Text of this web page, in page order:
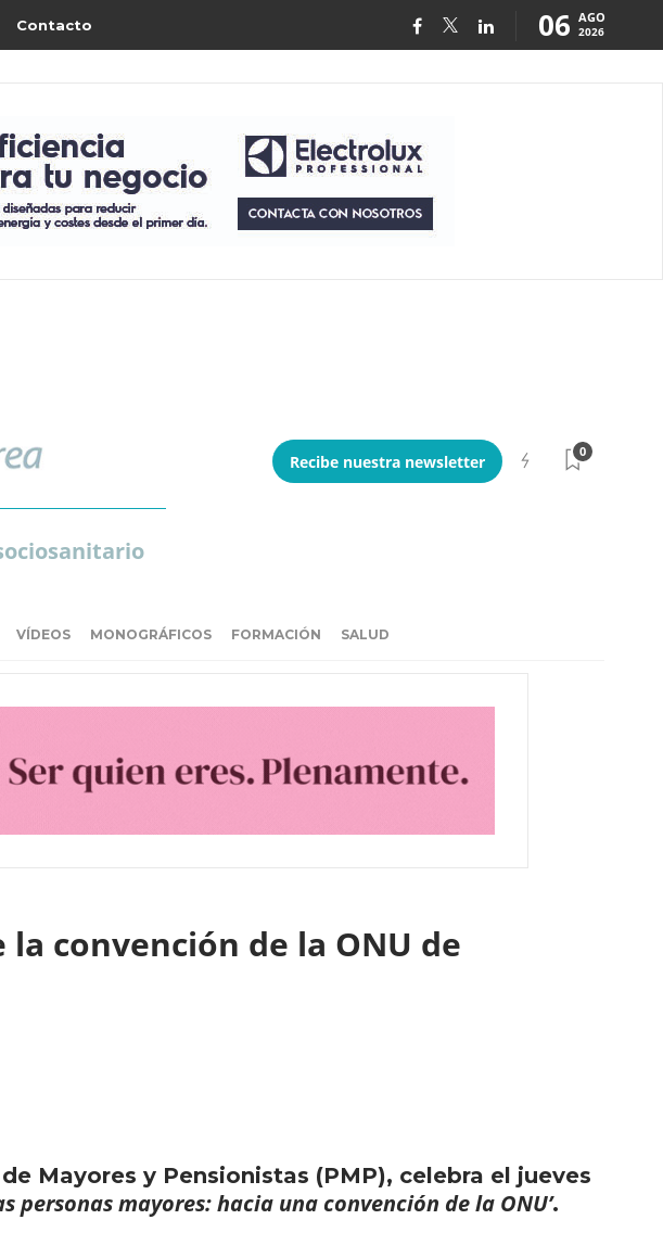
Contacto 06 AGO
2026
Recibe nuestra newsletter
0
VÍDEOS MONOGRÁFICOS FORMACIÓN SALUD
convención de la ONU de
Mayores y Pensionistas (PMP), celebra el jueves
personas mayores: hacia una convención de la ONU’.